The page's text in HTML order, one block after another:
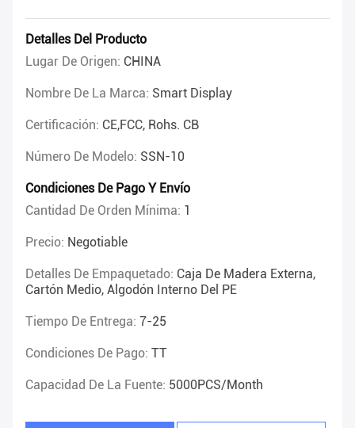
Detalles Del Producto
Lugar De Origen: CHINA
Nombre De La Marca: Smart Display
Certificación: CE,FCC, Rohs. CB
Número De Modelo: SSN-10
Condiciones De Pago Y Envío
Cantidad De Orden Mínima: 1
Precio: Negotiable
Detalles De Empaquetado: Caja De Madera Externa,
Cartón Medio, Algodón Interno Del PE
Tiempo De Entrega: 7-25
Condiciones De Pago: TT
Capacidad De La Fuente: 5000PCS/Month